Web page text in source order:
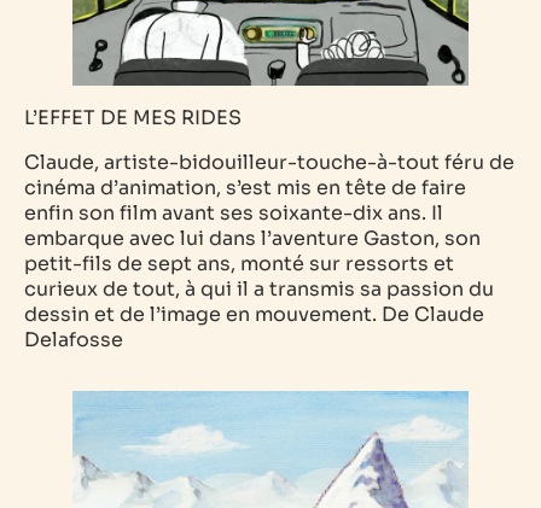
L’EFFET DE MES RIDES
Claude, artiste-bidouilleur-touche-à-tout féru de
cinéma d’animation, s’est mis en tête de faire
enfin son film avant ses soixante-dix ans. Il
embarque avec lui dans l’aventure Gaston, son
petit-fils de sept ans, monté sur ressorts et
curieux de tout, à qui il a transmis sa passion du
dessin et de l’image en mouvement. De Claude
Delafosse